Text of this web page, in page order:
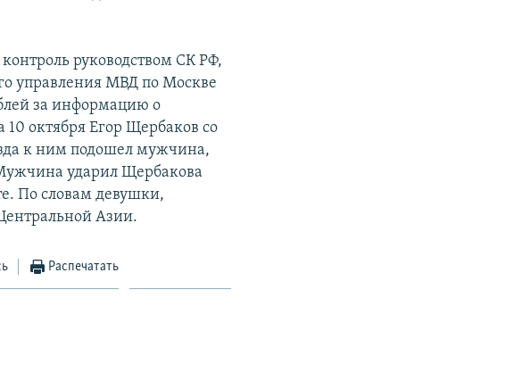
руководством СК РФ,
управления МВД по Москве
за информацию о
октября Егор Щербаков со
к ним подошел мужчина,
ударил Щербакова
По словам девушки,
Азии.
Распечатать